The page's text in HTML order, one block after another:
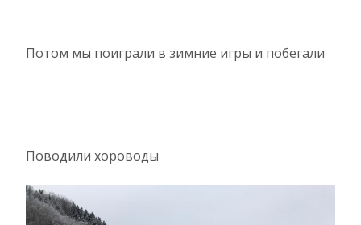
Потом мы поиграли в зимние игры и побегали
Поводили хороводы